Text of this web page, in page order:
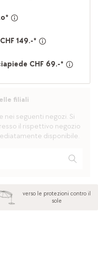
149.-*
CHF 69.-*
filiali
seguenti negozi. Si
il rispettivo negozio
disponibile.
verso le protezioni contro il
sole